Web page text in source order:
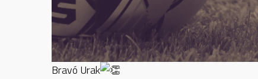
Bravó Urak